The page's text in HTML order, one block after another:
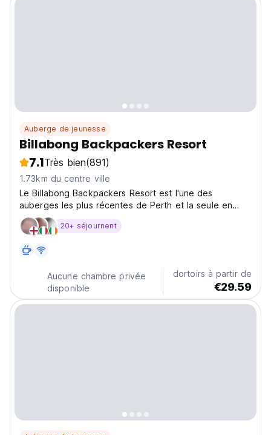
Auberge de jeunesse
Billabong Backpackers Resort
7.1Très bien(891)
1.73km du centre ville
Le Billabong Backpackers Resort est l'une des
auberges les plus récentes de Perth et la seule en
Australie occidentale à recevoir une note de 4* de la
part de AAA Tourism. Situé à distance de marche du
Donc...
20+ séjournent
Aucune chambre privée
disponible
dortoirs à partir de
€29.59